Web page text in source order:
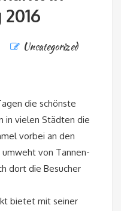
Uncategorized
die schönste
in vielen Städten die
vorbei an den
von Tannen-
dort die Besucher
bietet mit seiner